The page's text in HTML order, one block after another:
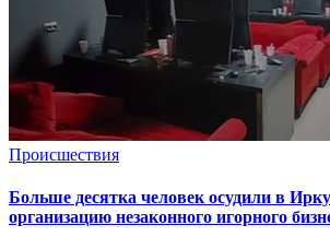
Происшествия
Больше десятка человек осудили в
организацию незаконного игорного